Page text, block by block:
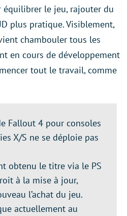
équilibrer le jeu, rajouter du
plus pratique. Visiblement,
chambouler tous les
en cours de développement
tout le travail, comme
Fallout 4 pour consoles
X/S ne se déploie pas
obtenu le titre via le PS
à la mise à jour,
l’achat du jeu.
actuellement au